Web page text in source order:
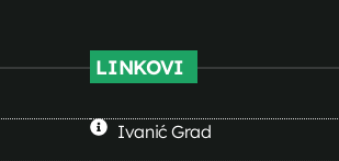
LINKOVI
Ivanić Grad